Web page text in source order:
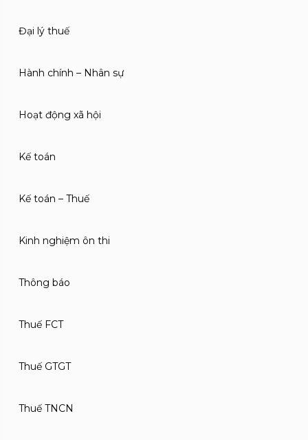
Đại lý thuế
Hành chính – Nhân sự
Hoạt động xã hội
Kế toán
Kế toán – Thuế
Kinh nghiệm ôn thi
Thông báo
Thuế FCT
Thuế GTGT
Thuế TNCN